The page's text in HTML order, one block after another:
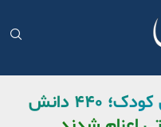
برخلاف پیمان نامه حقوق کودک؛ ۴۴۰ دانش